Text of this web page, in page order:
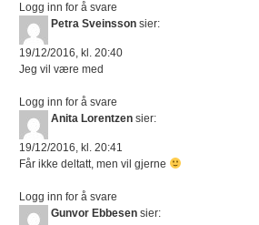
Logg inn for å svare
Petra Sveinsson sier:
19/12/2016, kl. 20:40
Jeg vil være med
Logg inn for å svare
Anita Lorentzen sier:
19/12/2016, kl. 20:41
Får ikke deltatt, men vil gjerne
Logg inn for å svare
Gunvor Ebbesen sier: